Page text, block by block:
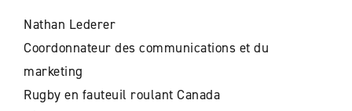
Nathan Lederer
Coordonnateur des communications et du
marketing
Rugby en fauteuil roulant Canada